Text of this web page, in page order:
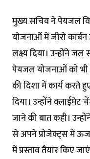
मुख्य सचिव ने पेयजल
योजनाओं में जीरो
लक्ष्य दिया। उन्होंने
पेयजल योजनाओं को भी
की दिशा में कार्य करते
दिया। उन्होंने
जाने की बात कही।
से अपने प्रोजेक्ट्स में
में प्रस्ताव तैयार किए